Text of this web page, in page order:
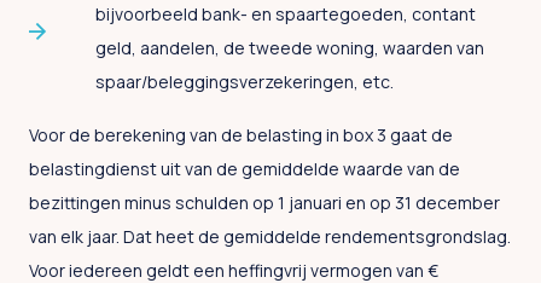
bijvoorbeeld bank- en spaartegoeden, contant
geld, aandelen, de tweede woning, waarden van
spaar/beleggingsverzekeringen, etc.
Voor de berekening van de belasting in box 3 gaat de
belastingdienst uit van de gemiddelde waarde van de
bezittingen minus schulden op 1 januari en op 31 december
van elk jaar. Dat heet de gemiddelde rendementsgrondslag.
Voor iedereen geldt een heffingvrij vermogen van €